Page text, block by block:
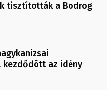
tisztították a Bodrog
kezdődött az idény